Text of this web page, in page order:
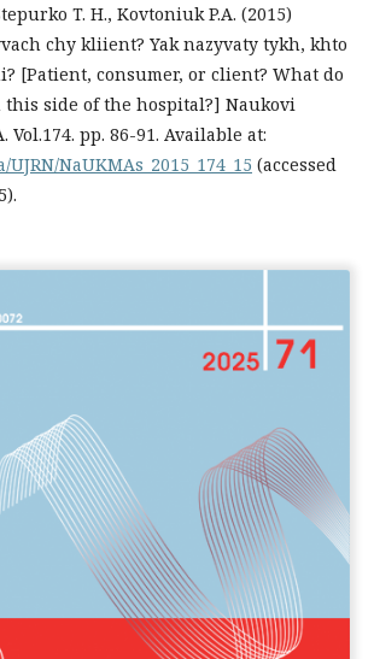
T. H., Kovtoniuk P.A. (2015)
chy kliient? Yak nazyvaty tykh, khto
[Patient, consumer, or client? What do
this side of the hospital?] Naukovi
Vol.174. pp. 86-91. Available at:
NaUKMAs_2015_174_15 (accessed